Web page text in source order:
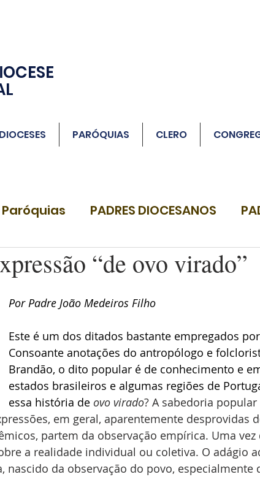
PARÓQUIAS CLERO
Paróquias PADRES DIOCESANOS
“de ovo virado”
Por Padre João Medeiros Filho
Este é um dos ditados bastante empregados
Consoante anotações do antropólogo e
Brandão, o dito popular é de conhecimento e
estados brasileiros e algumas regiões de
essa história de ovo virado? A sabedoria
em geral, aparentemente desprovidas
partem da observação empírica. Uma vez
a realidade individual ou coletiva. O adágio
nascido da observação do povo, especialmente